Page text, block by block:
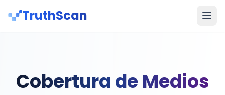
TruthScan
Cobertura de Medios